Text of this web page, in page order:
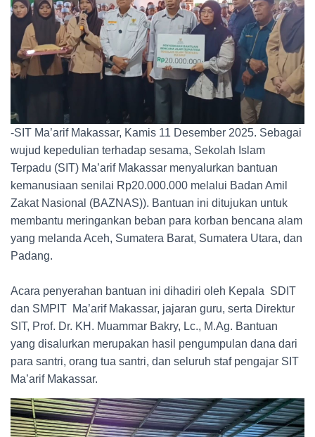
-SIT Ma’arif Makassar, Kamis 11 Desember 2025. Sebagai
wujud kepedulian terhadap sesama, Sekolah Islam
Terpadu (SIT) Ma’arif Makassar menyalurkan bantuan
kemanusiaan senilai Rp20.000.000 melalui Badan Amil
Zakat Nasional (BAZNAS)). Bantuan ini ditujukan untuk
membantu meringankan beban para korban bencana alam
yang melanda Aceh, Sumatera Barat, Sumatera Utara, dan
Padang.
Acara penyerahan bantuan ini dihadiri oleh Kepala SDIT
dan SMPIT Ma’arif Makassar, jajaran guru, serta Direktur
SIT, Prof. Dr. KH. Muammar Bakry, Lc., M.Ag. Bantuan
yang disalurkan merupakan hasil pengumpulan dana dari
para santri, orang tua santri, dan seluruh staf pengajar SIT
Ma’arif Makassar.